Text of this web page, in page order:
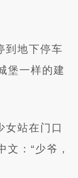
到地下停车
堡一样的建
女站在门口
：“少爷，